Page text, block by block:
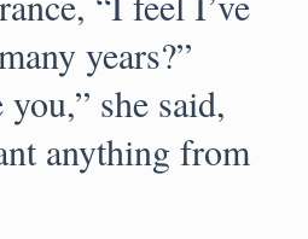
years?”
she said,
anything from